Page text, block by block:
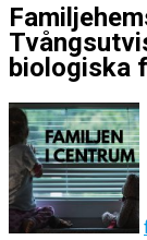
biologiska